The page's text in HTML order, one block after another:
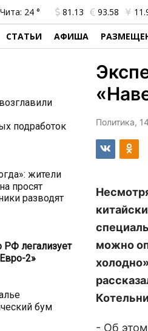
Чита: 24 ° 81.13 93.58
СТАТЬИ АФИША
подработок
жители
просят
разводят
РФ легализует
2»
бум
Политика,
можно
- Об